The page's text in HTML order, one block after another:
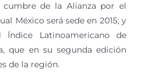
cumbre de la Alianza por el
México será sede en 2015; y
Latinoamericano de
que en su segunda edición
de la región.